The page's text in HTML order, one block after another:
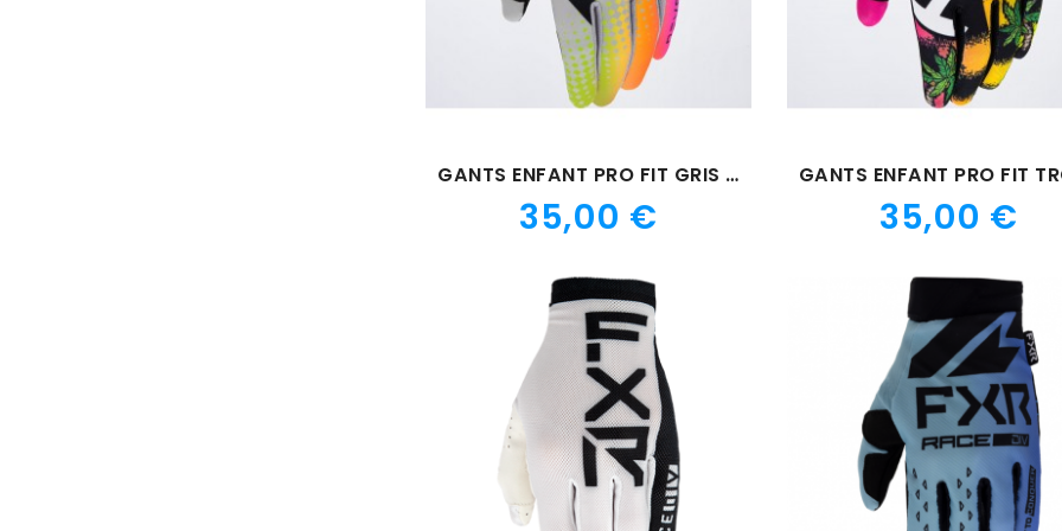
GANTS ENFANT PRO FIT GRIS ROSE
Prix
35,00 € Prix
35,00 €